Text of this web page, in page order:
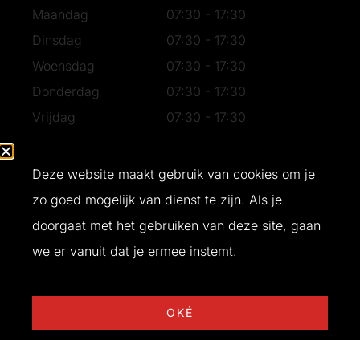
Maandag
07:30 - 17:30
Dinsdag
07:30 - 17:30
Woensdag
07:30 - 17:30
Donderdag
07:30 - 17:30
Vrijdag
07:30 - 17:30
Zondag
Gesloten
Deze website maakt gebruik van cookies om je
zo goed mogelijk van dienst te zijn. Als je
doorgaat met het gebruiken van deze site, gaan
we er vanuit dat je ermee instemt.
OKÉ